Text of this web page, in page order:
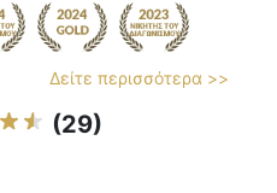
Δείτε περισσότερα >>
(29)